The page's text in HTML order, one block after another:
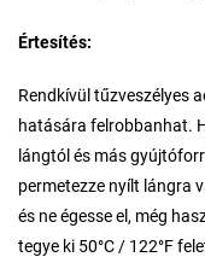
Értesítés:
Rendkívül tűzveszélyes
hatására felrobbanhat.
lángtól és más
permetezze nyílt lángra
és ne égesse el, még
tegye ki 50°C / 122°F